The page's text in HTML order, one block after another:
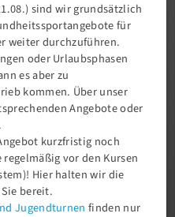
Sportverein von
sind wir grundsätzlich
für
weiter durchzuführen.
oder Urlaubsphasen
es aber zu
kommen. Über unser
Angebote oder
kurzfristig noch
vor den Kursen
Hier halten wir die
bereit.
Jugendturnen finden nur